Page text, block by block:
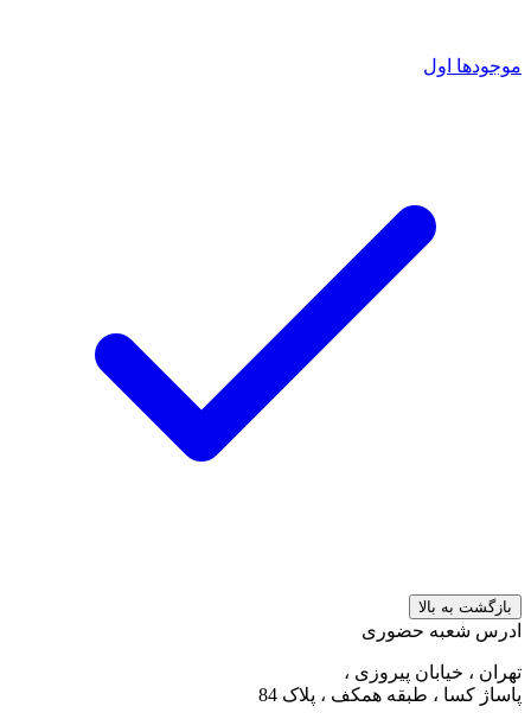
موجودها اول
بازگشت به بالا
ادرس شعبه حضوری
تهران ، خیابان پیروزی ،
پاساژ کسا ، طبقه همکف ، پلاک 84